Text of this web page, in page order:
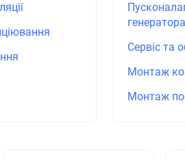
генератора
Сервіс та
Монтаж
Монтаж